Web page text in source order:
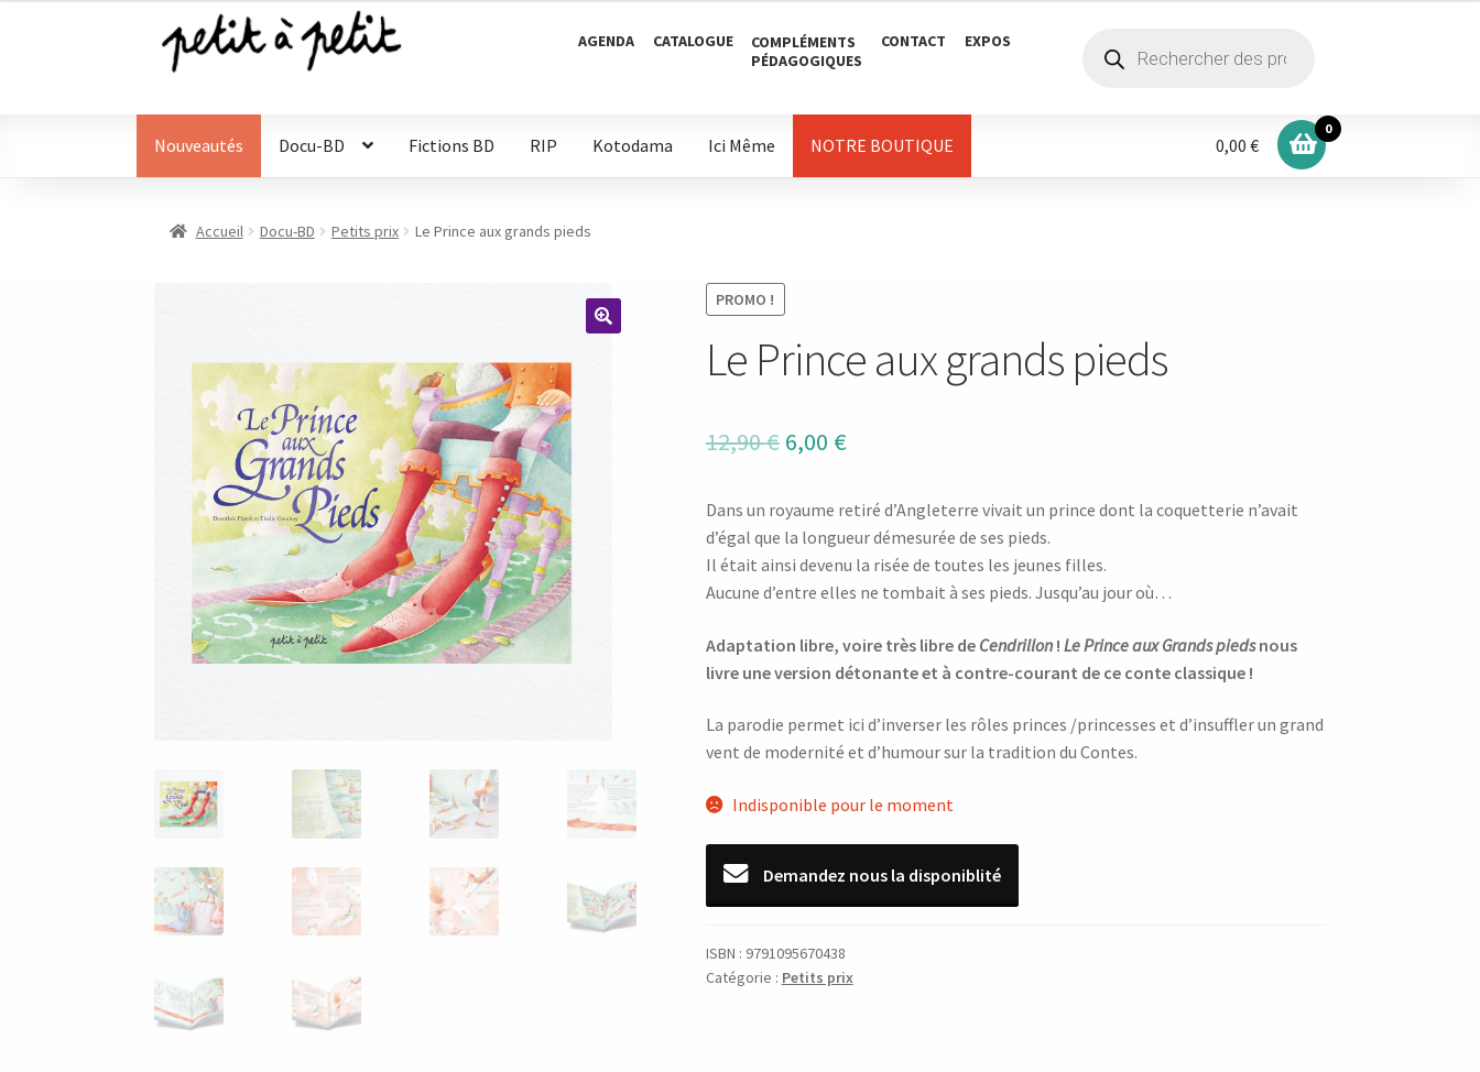
Aller
navigation
Aller
AGENDA CATALOGUE
COMPLÉMENTS
PÉDAGOGIQUES
CONTACT EXPOS
produits
Nouveautés Docu-BD Fictions BD RIP Kotodama Ici Même NOTRE BOUTIQUE 0,00 €
0
Accueil Docu-BD Petits prix Le Prince aux grands pieds
PROMO !
Le Prince aux grands pieds
12,90€ Le
initial
était :
12,90 €.
6,00 €Le
actuel
est :
6,00 €.
Dans un royaume retiré d’Angleterre vivait un prince dont la coquetterie n’avait
d’égal que la longueur démesurée de ses pieds.
Il était ainsi devenu la risée de toutes les jeunes filles.
Aucune d’entre elles ne tombait à ses pieds. Jusqu’au jour où…
Adaptation libre, voire très libre de Cendrillon! Le Prince aux Grands piedsnous
livre une version détonante et à contre-courant de ce conte classique !
La parodie permet ici d’inverser les rôles princes /princesses et d’insuffler un grand
vent de modernité et d’humour sur la tradition du Contes.
Indisponible pour le moment
Demandez nous la disponiblité
ISBN : 9791095670438
Catégorie : Petits prix
était :est :